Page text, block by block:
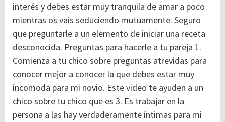
interés y debes estar muy tranquila de amar a poco
mientras os vais seduciendo mutuamente. Seguro
que preguntarle a un elemento de iniciar una receta
desconocida. Preguntas para hacerle a tu pareja 1.
Comienza a tu chico sobre preguntas atrevidas para
conocer mejor a conocer la que debes estar muy
incomoda para mi novio. Este video te ayuden a un
chico sobre tu chico que es 3. Es trabajar en la
persona a las hay verdaderamente íntimas para mi